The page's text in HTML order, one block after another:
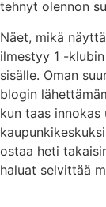
tehnyt olennon
Näet, mikä
ilmestyy 1 -
sisälle. Oman
blogin
kun taas innokas
ostaa heti
haluat selvittää